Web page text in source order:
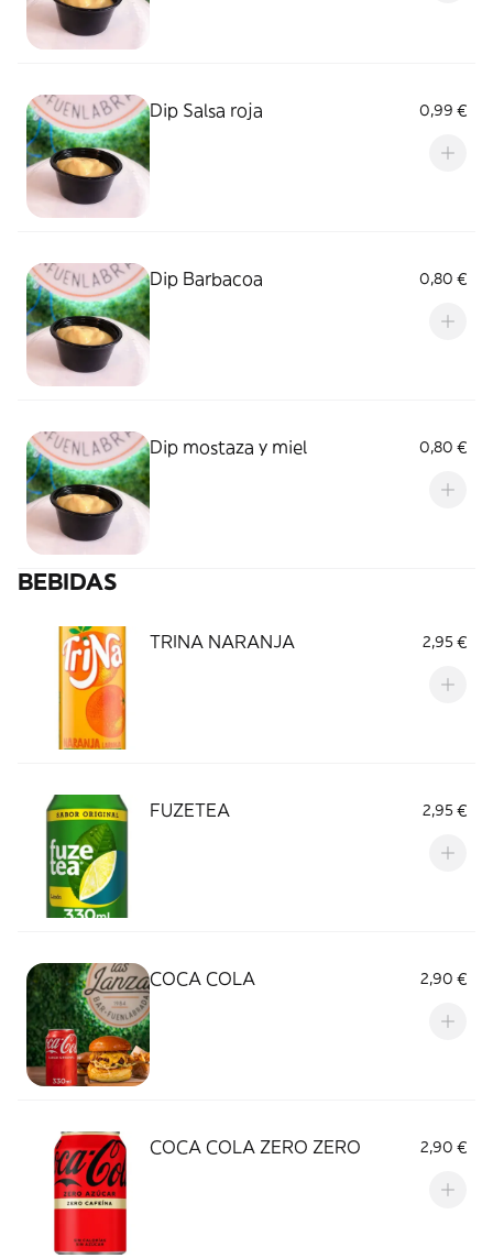
Dip Salsa roja 0,99 €
Dip Barbacoa 0,80 €
Dip mostaza y miel 0,80 €
BEBIDAS
TRINA NARANJA 2,95 €
FUZETEA 2,95 €
COCA COLA 2,90 €
COCA COLA ZERO ZERO 2,90 €